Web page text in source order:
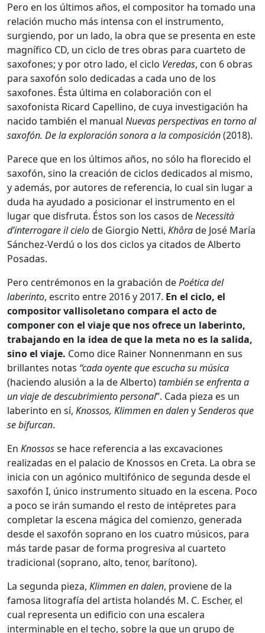
Pero en los últimos años, el compositor ha tomado una
relación mucho más intensa con el instrumento,
surgiendo, por un lado, la obra que se presenta en este
magnífico CD, un ciclo de tres obras para cuarteto de
saxofones; y por otro lado, el ciclo Veredas, con 6 obras
para saxofón solo dedicadas a cada uno de los
saxofones. Ésta última en colaboración con el
saxofonista Ricard Capellino, de cuya investigación ha
nacido también el manual Nuevas perspectivas en torno al
saxofón. De la exploración sonora a la composición(2018).
Parece que en los últimos años, no sólo ha florecido el
saxofón, sino la creación de ciclos dedicados al mismo,
y además, por autores de referencia, lo cual sin lugar a
duda ha ayudado a posicionar el instrumento en el
lugar que disfruta. Éstos son los casos deNecessità
d’interrogare il cielode Giorgio Netti, Khôrade José María
Sánchez-Verdú o los dos ciclos ya citados de Alberto
Posadas.
Pero centrémonos en la grabación dePoética del
laberinto, escrito entre 2016 y 2017. En el ciclo, el
compositor vallisoletano compara el acto de
componer con el viaje que nos ofrece un laberinto,
trabajando en la idea de que la meta no es la salida,
sino el viaje. Como dice Rainer Nonnenmann en sus
brillantes notas “cada oyente que escucha su música
(haciendo alusión a la de Alberto)también se enfrenta a
un viaje de descubrimiento personal”. Cada pieza es un
laberinto en sí, Knossos, Klimmen en dalenySenderos que
se bifurcan.
En Knossosse hace referencia a las excavaciones
realizadas en el palacio de Knossos en Creta. La obra se
inicia con un agónico multifónico de segunda desde el
saxofón I, único instrumento situado en la escena. Poco
a poco se irán sumando el resto de intépretes para
completar la escena mágica del comienzo, generada
desde el saxofón soprano en los cuatro músicos, para
más tarde pasar de forma progresiva al cuarteto
tradicional (soprano, alto, tenor, barítono).
La segunda pieza, Klimmen en dalen, proviene de la
famosa litografía del artista holandés M. C. Escher, el
cual representa un edificio con una escalera
interminable en el techo, sobre la que un grupo de